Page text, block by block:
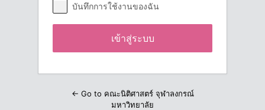
บันทึกการใช้งานของฉัน
← Go to คณะนิติศาสตร์ จุฬาลงกรณ์
มหาวิทยาลัย